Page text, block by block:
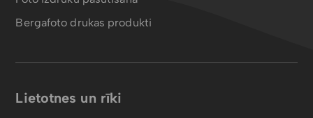
Bergafoto drukas produkti
Lietotnes un rīki